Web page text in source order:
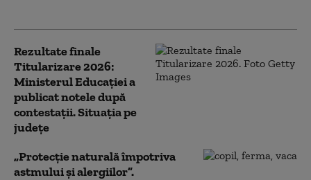
Rezultate finale
Titularizare 2026:
Ministerul Educației a
publicat notele după
contestații. Situația pe
județe
„Protecție naturală împotriva
astmului și alergiilor”.